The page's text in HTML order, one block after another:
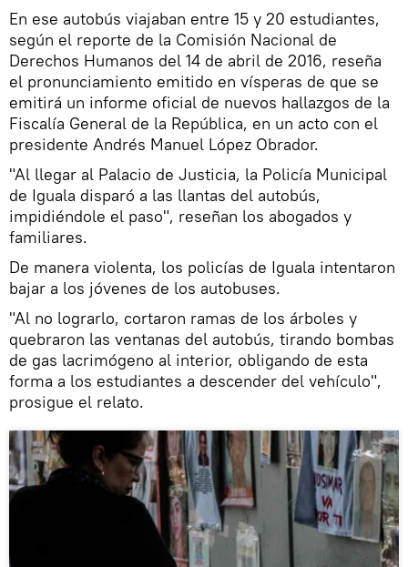
En ese autobús viajaban entre 15 y 20 estudiantes,
según el reporte de la Comisión Nacional de
Derechos Humanos del 14 de abril de 2016, reseña
el pronunciamiento emitido en vísperas de que se
emitirá un informe oficial de nuevos hallazgos de la
Fiscalía General de la República, en un acto con el
presidente Andrés Manuel López Obrador.
"Al llegar al Palacio de Justicia, la Policía Municipal
de Iguala disparó a las llantas del autobús,
impidiéndole el paso", reseñan los abogados y
familiares.
De manera violenta, los policías de Iguala intentaron
bajar a los jóvenes de los autobuses.
"Al no lograrlo, cortaron ramas de los árboles y
quebraron las ventanas del autobús, tirando bombas
de gas lacrimógeno al interior, obligando de esta
forma a los estudiantes a descender del vehículo",
prosigue el relato.